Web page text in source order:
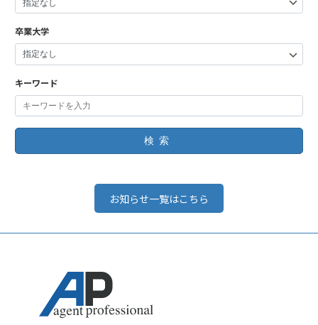
卒業大学
キーワード
検索
お知らせ一覧はこちら